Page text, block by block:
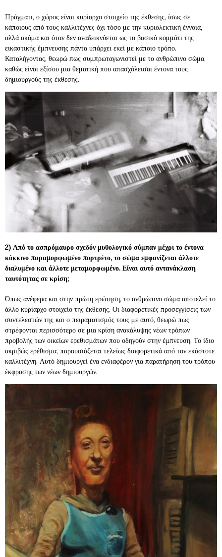
Πράγματι, ο χώρος είναι κυρίαρχο στοιχείο της έκθεσης, ίσως σε
κάποιους από τους καλλιτέχνες όχι τόσο με την κυριολεκτική έννοια,
αλλά ακόμα και όταν δεν αναδεικνύεται ως το βασικό κομμάτι της
εικαστικής έμπνευσης πάντα υπάρχει εκεί με κάποιο τρόπο.
Καταλήγοντας, θεωρώ πως συμπρωταγωνιστεί με το ανθρώπινο σώμα,
καθώς είναι εξίσου μια θεματική που απασχόλεισαι έντονα τους
δημιουργούς της έκθεσης.
2) Από το ασπρόμαυρο σχεδόν μυθολογικό σύμπαν μέχρι το έντονα
κόκκινο παραμορφωμένο πορτρέτο, το σώμα εμφανίζεται άλλοτε
διαλυμένο και άλλοτε μεταμορφωμένο. Είναι αυτό αντανάκλαση
ταυτότητας σε κρίση;
Όπως ανέφερα και στην πρώτη ερώτηση, το ανθρώπινο σώμα αποτελεί το
άλλο κυρίαρχο στοιχείο της έκθεσης. Οι διαφορετικές προσεγγίσεις των
συντελεστών της και ο πειραματισμός τους με αυτό, θεωρώ πως
στρέφονται περισσότερο σε μια κρίση ανακάλυψης νέων τρόπων
προβολής των οικείων ερεθισμάτων που οδηγούν στην έμπνευση. Το ίδιο
ακριβώς ερέθισμα, παρουσιάζεται τελείως διαφορετικά από τον εκάστοτε
καλλιτέχνη. Αυτό δημιουργεί ένα ενδιαφέρον για παρατήρηση του τρόπου
έκφρασης των νέων δημιουργών.